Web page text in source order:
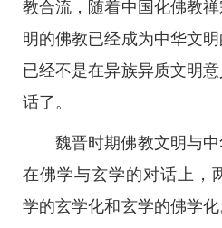
教合流，随着中国化佛教
明的佛教已经成为中华文
已经不是在异族异质文明
话了。
魏晋时期佛教文明与
在佛学与玄学的对话上，
学的玄学化和玄学的佛学